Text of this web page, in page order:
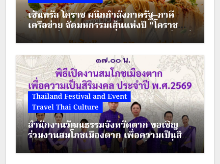
เซ็นทรัล โคราช ผนึกกำลังภาครัฐ–ภาคี
เครือข่าย จัดมหกรรมเส้นแห่งปี “โคราช
เมืองมีเส้น” ดัน “ผัดหมี่ดัง–ขนมจีนแซ่บ” สู่
Soft Power เมืองย่าโม
Thailand Festival and Event
Travel Thai Culture
สำนักงานวัฒนธรรมจังหวัดตาก ขอเชิญ
ร่วมงานสมโภชเมืองตาก เพื่อความเป็นสิริ
มงคล ประจำปี พ.ศ.2569 ระหว่างวันที่ 28
– 30 สิงหาคม 2569